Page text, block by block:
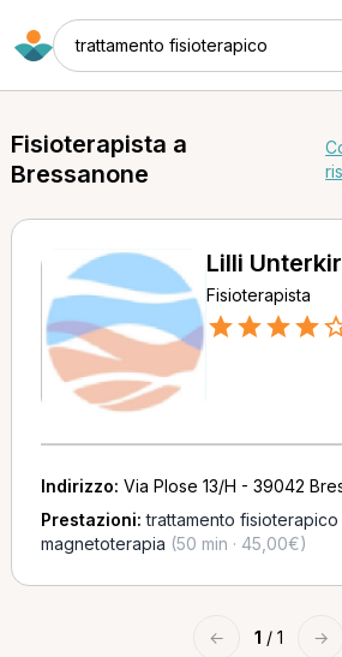
trattamento fisioterapico
Fisioterapista a
Bressanone
Lilli
Fisioterapista
Indirizzo: Via Plose 13/H - 39042
Prestazioni:trattamento fisioterapico
magnetoterapia (50 min · 45,00€)
← 1 / 1 →